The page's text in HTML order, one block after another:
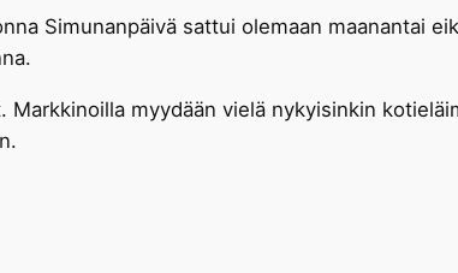
Simunanpäivä sattui olemaan maanantai
myydään vielä nykyisinkin